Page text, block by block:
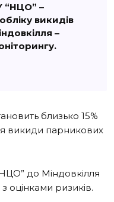
“НЦО” –
викидів
–
близько 15%
викиди парникових
до Міндовкілля
оцінками ризиків.